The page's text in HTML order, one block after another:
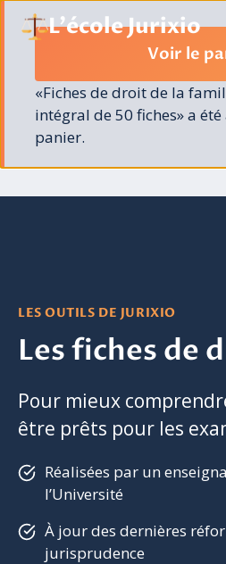
L'école Jurixio
«Fiches de droit de la
intégral de 50 fiches» a
panier.
Voir le
LES OUTILS DE JURIXIO
Les fiches de
Pour mieux
être prêts pour les
Réalisées par un
l’Université
À jour des dernières
jurisprudence